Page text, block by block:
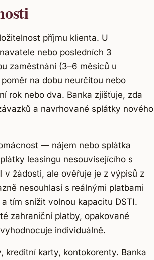
příjmu klienta. U
nebo posledních 3
zaměstnání (3–6 měsíců u
na dobu neurčitou nebo
rok nebo dva. Banka zjišťuje, zda
a navrhované splátky nového
— nájem nebo splátka
leasingu nesouvisejícího s
v žádosti, ale ověřuje je z výpisů z
nesouhlasí s reálnými platbami
tím snížit volnou kapacitu DSTI.
zahraniční platby, opakované
individuálně.
kreditní karty, kontokorenty. Banka